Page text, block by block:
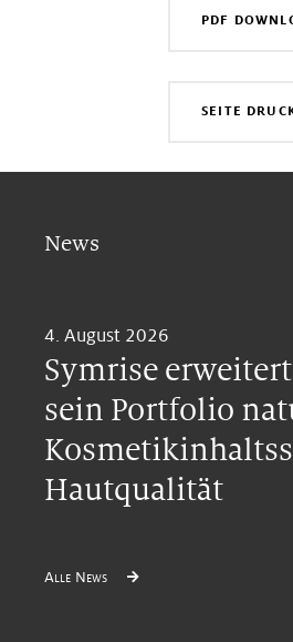
PDF
SEITE
News
4. August 2026
Symrise
sein Portfolio
Hautqualität
Alle News